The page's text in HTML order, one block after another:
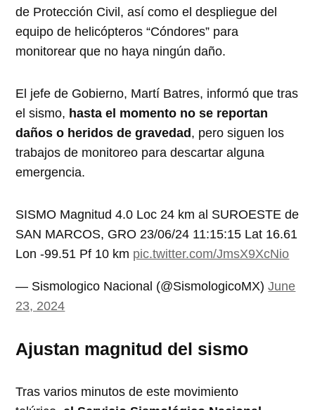
de Protección Civil, así como el despliegue del
equipo de helicópteros “Cóndores” para
monitorear que no haya ningún daño.
El jefe de Gobierno, Martí Batres, informó que tras
el sismo, hasta el momento no se reportan
daños o heridos de gravedad, pero siguen los
trabajos de monitoreo para descartar alguna
emergencia.
SISMO Magnitud 4.0 Loc 24 km al SUROESTE de
SAN MARCOS, GRO 23/06/24 11:15:15 Lat 16.61
Lon -99.51 Pf 10 km pic.twitter.com/JmsX9XcNio
— Sismologico Nacional (@SismologicoMX)June
23, 2024
Ajustan magnitud del sismo
Tras varios minutos de este movimiento